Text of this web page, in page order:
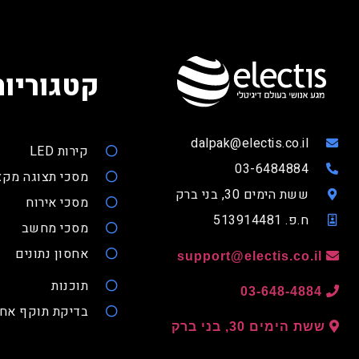
dalpak@electis.co.il
03-6484884
ששת הימים 30, בני ברק
ח.פ. 513914481
support@electis.co.il
03-648-4884
ששת הימים 30, בני ברק
קירות LED
מסכי תצוגה
מסכי אירוח
מסכי מחשב
אחסון נתונים
תוכנות
בדיקת תוקף